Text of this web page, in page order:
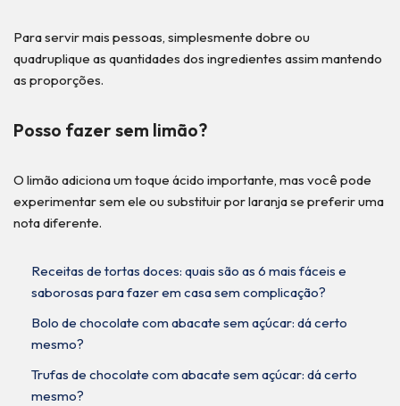
Para servir mais pessoas, simplesmente dobre ou
quadruplique as quantidades dos ingredientes assim mantendo
as proporções.
Posso fazer sem limão?
O limão adiciona um toque ácido importante, mas você pode
experimentar sem ele ou substituir por laranja se preferir uma
nota diferente.
Receitas de tortas doces: quais são as 6 mais fáceis e
saborosas para fazer em casa sem complicação?
Bolo de chocolate com abacate sem açúcar: dá certo
mesmo?
Trufas de chocolate com abacate sem açúcar: dá certo
mesmo?